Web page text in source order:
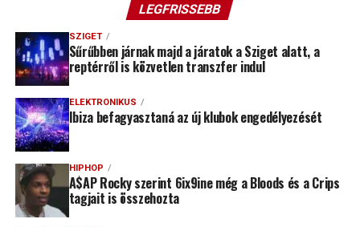
LEGFRISSEBB
SZIGET
Sűrűbben járnak majd a járatok a Sziget alatt, a
reptérről is közvetlen transzfer indul
ELEKTRONIKUS
Ibiza befagyasztaná az új klubok engedélyezését
HIPHOP
A$AP Rocky szerint 6ix9ine még a Bloods és a Crips
tagjait is összehozta